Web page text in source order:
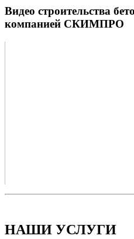
Видео строительства
компанией СКИМПРО
НАШИ УСЛУГИ